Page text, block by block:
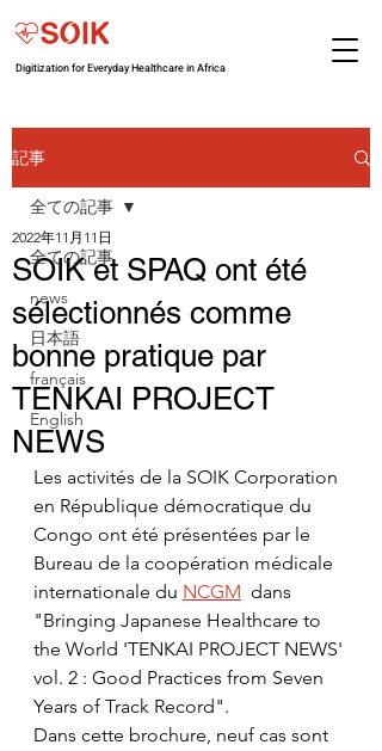
Digitization for Everyday Healthcare in Africa
記事
全ての記事
news
日本語
français
English
全ての記事
SOIK et SPAQ ont été
sélectionnés comme
bonne pratique par
TENKAI PROJECT
NEWS
2022年11月11日
Les activités de la SOIK Corporation
en République démocratique du
Congo ont été présentées par le
Bureau de la coopération médicale
internationale du NCGM
  dans
"Bringing Japanese Healthcare to
the World 'TENKAI PROJECT NEWS'
vol. 2 : Good Practices from Seven
Years of Track Record".
Dans cette brochure, neuf cas sont